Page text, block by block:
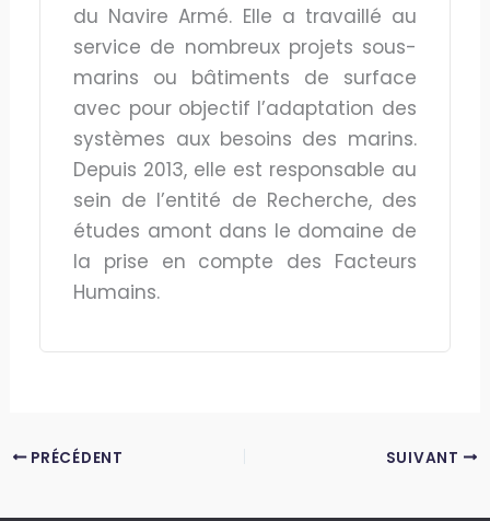
du Navire Armé. Elle a travaillé au
service de nombreux projets sous-
marins ou bâtiments de surface
avec pour objectif l’adaptation des
systèmes aux besoins des marins.
Depuis 2013, elle est responsable au
sein de l’entité de Recherche, des
études amont dans le domaine de
la prise en compte des Facteurs
Humains.
PRÉCÉDENT SUIVANT